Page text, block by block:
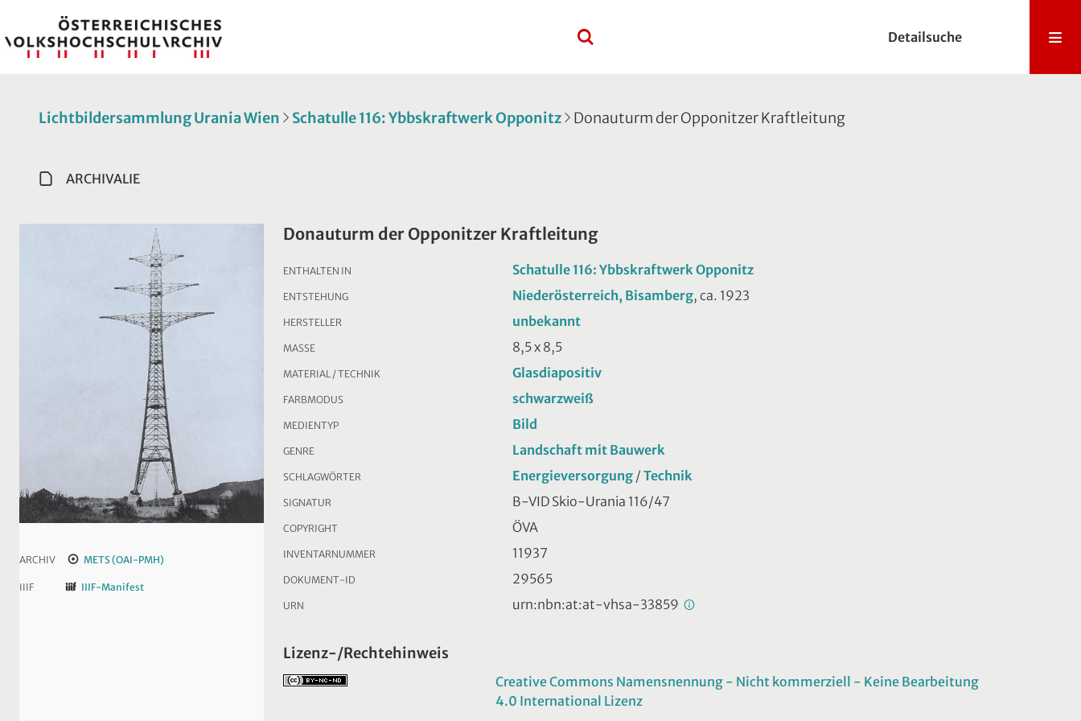
Detailsuche
Lichtbildersammlung Urania Wien Schatulle 116: Ybbskraftwerk Opponitz Donauturm der Opponitzer Kraftleitung
ARCHIVALIE
ARCHIV METS (OAI-PMH)
IIIF IIIF-Manifest
Donauturm der Opponitzer Kraftleitung
ENTHALTEN IN Schatulle 116: Ybbskraftwerk Opponitz
ENTSTEHUNG Niederösterreich, Bisamberg, ca. 1923
HERSTELLER unbekannt
MASSE 8,5 x 8,5
MATERIAL / TECHNIK Glasdiapositiv
FARBMODUS schwarzweiß
MEDIENTYP Bild
GENRE Landschaft mit Bauwerk
SCHLAGWÖRTER Energieversorgung / Technik
SIGNATUR B-VID Skio-Urania 116/47
COPYRIGHT ÖVA
INVENTARNUMMER 11937
DOKUMENT-ID 29565
URN urn:nbn:at:at-vhsa-33859
Lizenz-/Rechtehinweis
Creative Commons Namensnennung - Nicht kommerziell - Keine Bearbeitung
4.0 International Lizenz